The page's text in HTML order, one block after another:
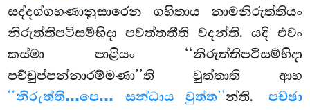
සද්දග්ගහණානුසාරෙන ගහිතාය නාමනිරුත්තියං
නිරුත්තිපටිසම්භිදා පවත්තතීති වදන්ති. යදි එවං
කස්මා පාළියං ‘‘නිරුත්තිපටිසම්භිදා
පච්චුප්පන්නාරම්මණා’’ති වුත්තාති ආහ
‘‘නිරුත්ති…පෙ… සන්ධාය වුත්ත’’න්ති. පච්ඡා